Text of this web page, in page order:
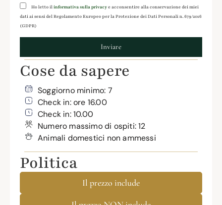
Ho letto ilinformativa sulla privacye acconsentire alla conservazione dei miei
dati ai sensi del Regolamento Europeo per la Protezione dei Dati Personali n. 679/2016
(GDPR)
Inviare
Cose da sapere
Soggiorno minimo: 7
Check in: ore 16.00
Check in: 10.00
Numero massimo di ospiti: 12
Animali domestici non ammessi
Politica
Il prezzo include